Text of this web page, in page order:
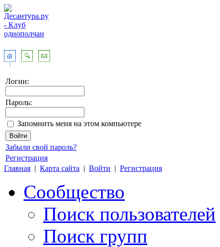
Логин:
Пароль:
Запомнить меня на этом компьютере
Забыли свой пароль?
Регистрация
Главная | Карта сайта | Войти | Регистрация
Сообщество
Поиск пользователей
Поиск групп